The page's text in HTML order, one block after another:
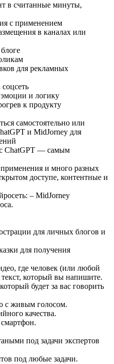
в считанные минуты,
с применением
в каналах или
для рекламных
и логику
к продукту
самостоятельно или
и MidJorney для
с ChatGPT — самым
и много разных
доступе, контентные и
– MidJorney
для личных блогов и
для получения
где человек (или любой
который вы напишите.
будет за вас говорить
с живым голосом.
качества.
под задачи экспертов
под любые задачи.